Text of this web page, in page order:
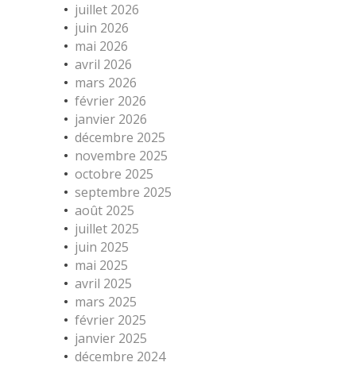
juillet 2026
juin 2026
mai 2026
avril 2026
mars 2026
février 2026
janvier 2026
décembre 2025
novembre 2025
octobre 2025
septembre 2025
août 2025
juillet 2025
juin 2025
mai 2025
avril 2025
mars 2025
février 2025
janvier 2025
décembre 2024